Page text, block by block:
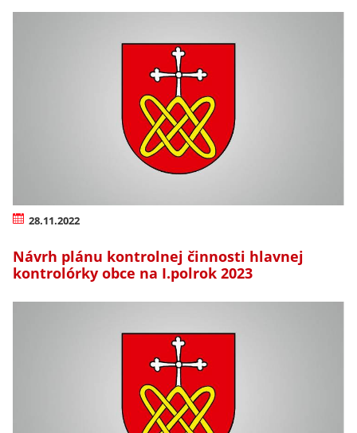
28.11.2022
Návrh plánu kontrolnej činnosti hlavnej
kontrolórky obce na I.polrok 2023